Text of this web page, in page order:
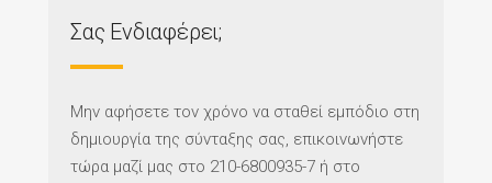
Σας Ενδιαφέρει;
Μην αφήσετε τον χρόνο να σταθεί εμπόδιο στη
δημιουργία της σύνταξης σας, επικοινωνήστε
τώρα μαζί μας στο 210-6800935-7 ή στο